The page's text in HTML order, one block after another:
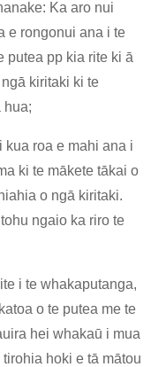
Ka aro nui
e rongonui ana i te
putea pp kia rite ki ā
kiritaki ki te
hua;
kua roa e mahi ana i
ki te mākete tākai o
o ngā kiritaki.
ngaio ka riro te
i te whakaputanga,
o te putea me te
hei whakaū i mua
hoki e tā mātou